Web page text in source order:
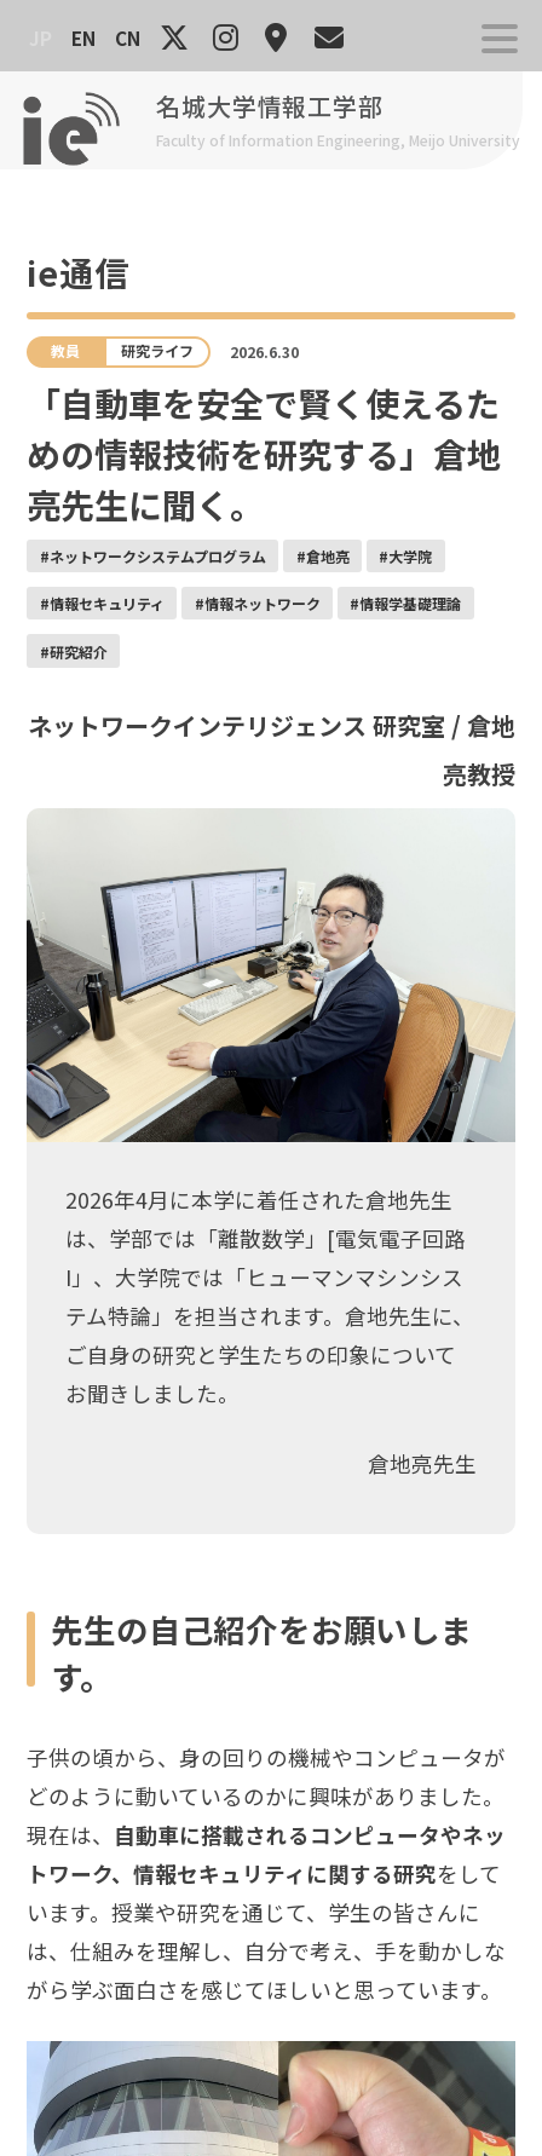
content
名城大学情報工学部
Faculty of Information Engineering, Meijo University
EN CN
ie通信
教員 研究ライフ 2026.6.30
「自動車を安全で賢く使えるた
めの情報技術を研究する」倉地
亮先生に聞く。
#ネットワークシステムプログラム #倉地亮 #大学院
#情報セキュリティ #情報ネットワーク #情報学基礎理論
#研究紹介
ネットワークインテリジェンス 研究室 / 倉地
亮教授
2026年4月に本学に着任された倉地先生
は、学部では「離散数学」[電気電子回路
I」、大学院では「ヒューマンマシンシス
テム特論」を担当されます。倉地先生に、
ご自身の研究と学生たちの印象について
お聞きしました。
倉地亮先生
先生の自己紹介をお願いしま
す。
子供の頃から、身の回りの機械やコンピュータが
どのように動いているのかに興味がありました。
現在は、 自動車に搭載されるコンピュータやネッ
トワーク、情報セキュリティに関する研究をして
います。授業や研究を通じて、学生の皆さんに
は、仕組みを理解し、自分で考え、手を動かしな
がら学ぶ面白さを感じてほしいと思っています。